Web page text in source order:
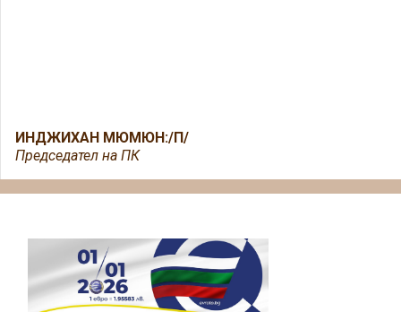
ИНДЖИХАН МЮМЮН:/П/
Председател на ПК